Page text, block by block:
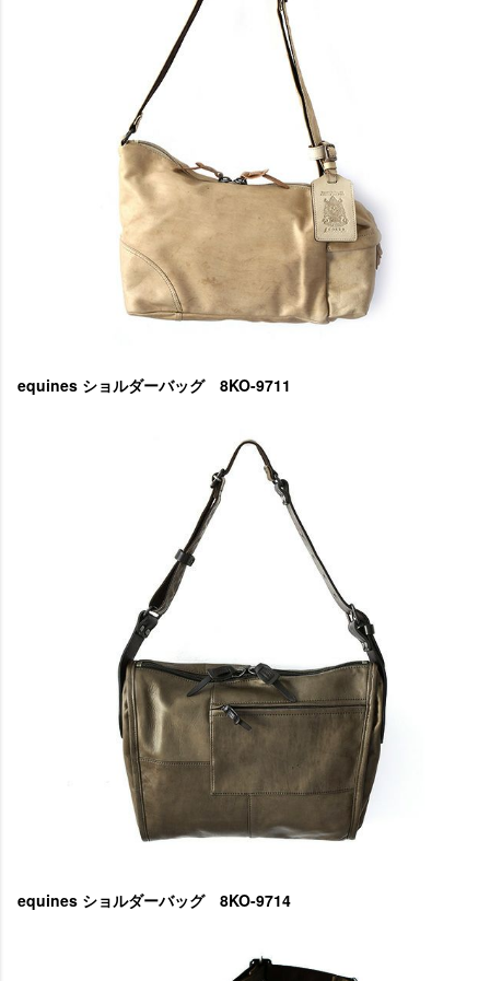
equines ショルダーバッグ 8KO-9711
equines ショルダーバッグ 8KO-9714